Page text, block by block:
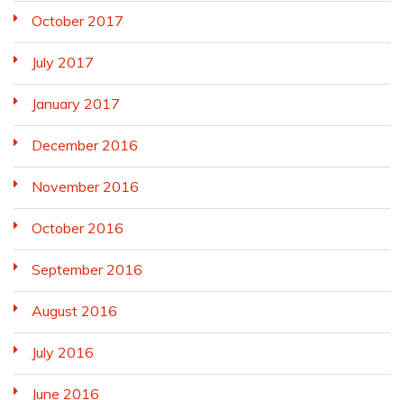
October 2017
July 2017
January 2017
December 2016
November 2016
October 2016
September 2016
August 2016
July 2016
June 2016